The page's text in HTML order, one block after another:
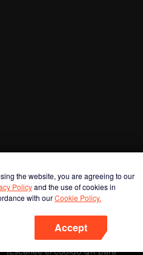
the website, you are agreeing to our
Policyand the use of cookies in
with ourCookie Policy.
Accept
¡Escanee el código QR para